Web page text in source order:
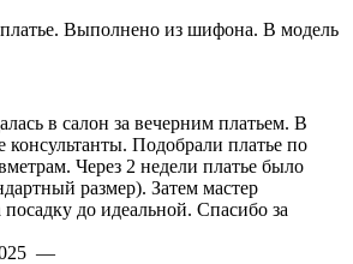
Выполнено из шифона. В модель
в салон за вечерним платьем. В
консультанты. Подобрали платье по
Через 2 недели платье было
размер). Затем мастер
до идеальной. Спасибо за
—